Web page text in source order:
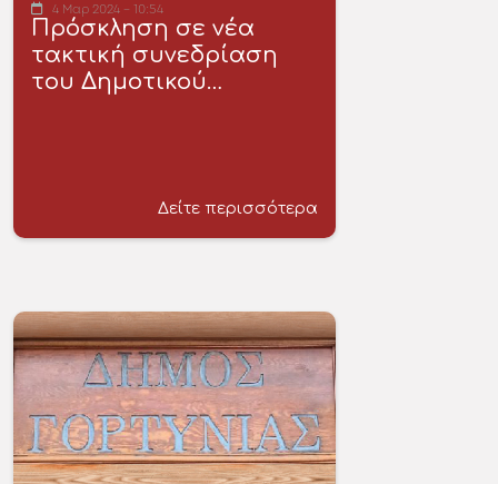
4 Μαρ 2024 - 10:54
Πρόσκληση σε νέα
τακτική συνεδρίαση
του Δημοτικού…
Δείτε περισσότερα